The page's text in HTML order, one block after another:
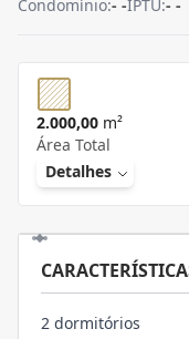
Condomínio:- -IPTU:- -
2.000,00 m²
Área Total
Detalhes
2 dormitórios